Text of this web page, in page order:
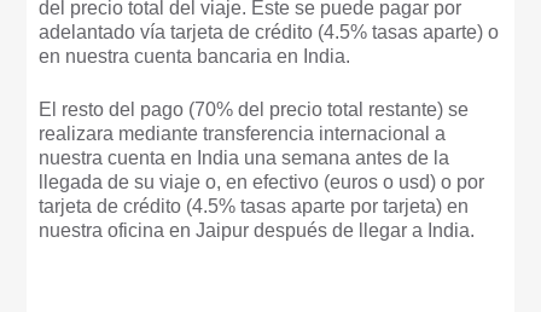
del precio total del viaje. Este se puede pagar por
adelantado vía tarjeta de crédito (4.5% tasas aparte) o
en nuestra cuenta bancaria en India.
El resto del pago (70% del precio total restante) se
realizara mediante transferencia internacional a
nuestra cuenta en India una semana antes de la
llegada de su viaje o, en efectivo (euros o usd) o por
tarjeta de crédito (4.5% tasas aparte por tarjeta) en
nuestra oficina en Jaipur después de llegar a India.